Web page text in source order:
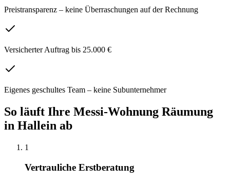
Preistransparenz – keine Überraschungen auf der Rechnung
Versicherter Auftrag bis 25.000 €
Eigenes geschultes Team – keine Subunternehmer
So läuft Ihre Messi-Wohnung Räumung
in Hallein ab
1
Vertrauliche Erstberatung